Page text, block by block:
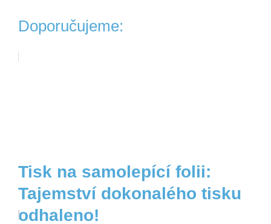
Doporučujeme:
Tisk na samolepící folii:
Tajemství dokonalého tisku
odhaleno!